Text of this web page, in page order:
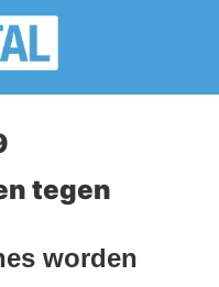
tegen
worden